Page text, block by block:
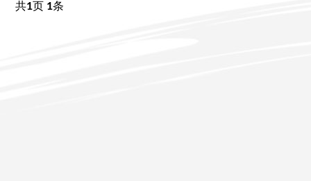
共1页 1条